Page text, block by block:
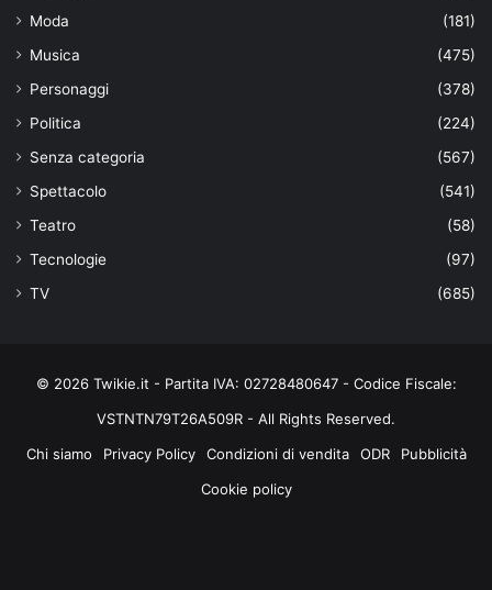
Moda
(181)
Musica
(475)
Personaggi
(378)
Politica
(224)
Senza categoria
(567)
Spettacolo
(541)
Teatro
(58)
Tecnologie
(97)
TV
(685)
© 2026 Twikie.it - Partita IVA: 02728480647 - Codice Fiscale:
VSTNTN79T26A509R - All Rights Reserved.
Chi siamo
Privacy Policy Condizioni di vendita ODR
Pubblicità
Cookie policy